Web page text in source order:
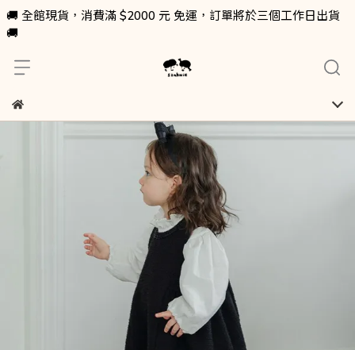
🚚 全館現貨，消費滿 $2000 元 免運，訂單將於三個工作日出貨
🚚